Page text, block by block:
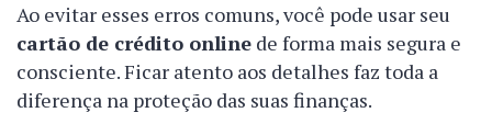
Ao evitar esses erros comuns, você pode usar seu
cartão de crédito online de forma mais segura e
consciente. Ficar atento aos detalhes faz toda a
diferença na proteção das suas finanças.